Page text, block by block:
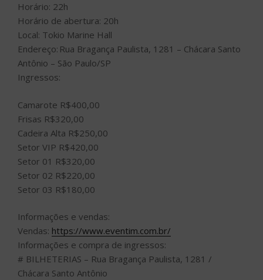
Horário: 22h
Horário de abertura: 20h
Local: Tokio Marine Hall
Endereço: Rua Bragança Paulista, 1281 – Chácara Santo
Antônio – São Paulo/SP
Ingressos:
Camarote R$400,00
Frisas R$320,00
Cadeira Alta R$250,00
Setor VIP R$420,00
Setor 01 R$320,00
Setor 02 R$220,00
Setor 03 R$180,00
Informações e vendas:
Vendas: https://www.eventim.com.br/
Informações e compra de ingressos:
# BILHETERIAS – Rua Bragança Paulista, 1281 /
Chácara Santo Antônio